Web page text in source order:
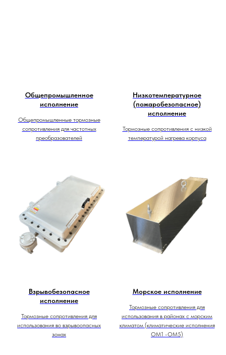
Общепромышленное
исполнение
Общепромышленные тормозные
сопротивления для частотных
преобразователей
Низкотемпературное
(пожаробезопасное)
исполнение
Тормозные сопротивления с низкой
температурой нагрева корпуса
Взрывобезопасное
исполнение
Тормозные сопротивления для
использования во взрывоопасных
зонах
Морское исполнение
Тормозные сопротивления для
использования в районах с морским
климатом (климатические исполнения
ОМ1 -ОМ5)